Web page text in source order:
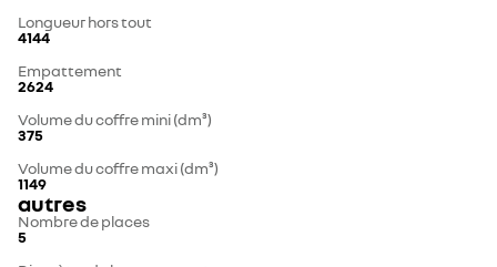
Longueur hors tout
4144
Empattement
2624
Volume du coffre mini (dm³)
375
Volume du coffre maxi (dm³)
1149
autres
Nombre de places
5